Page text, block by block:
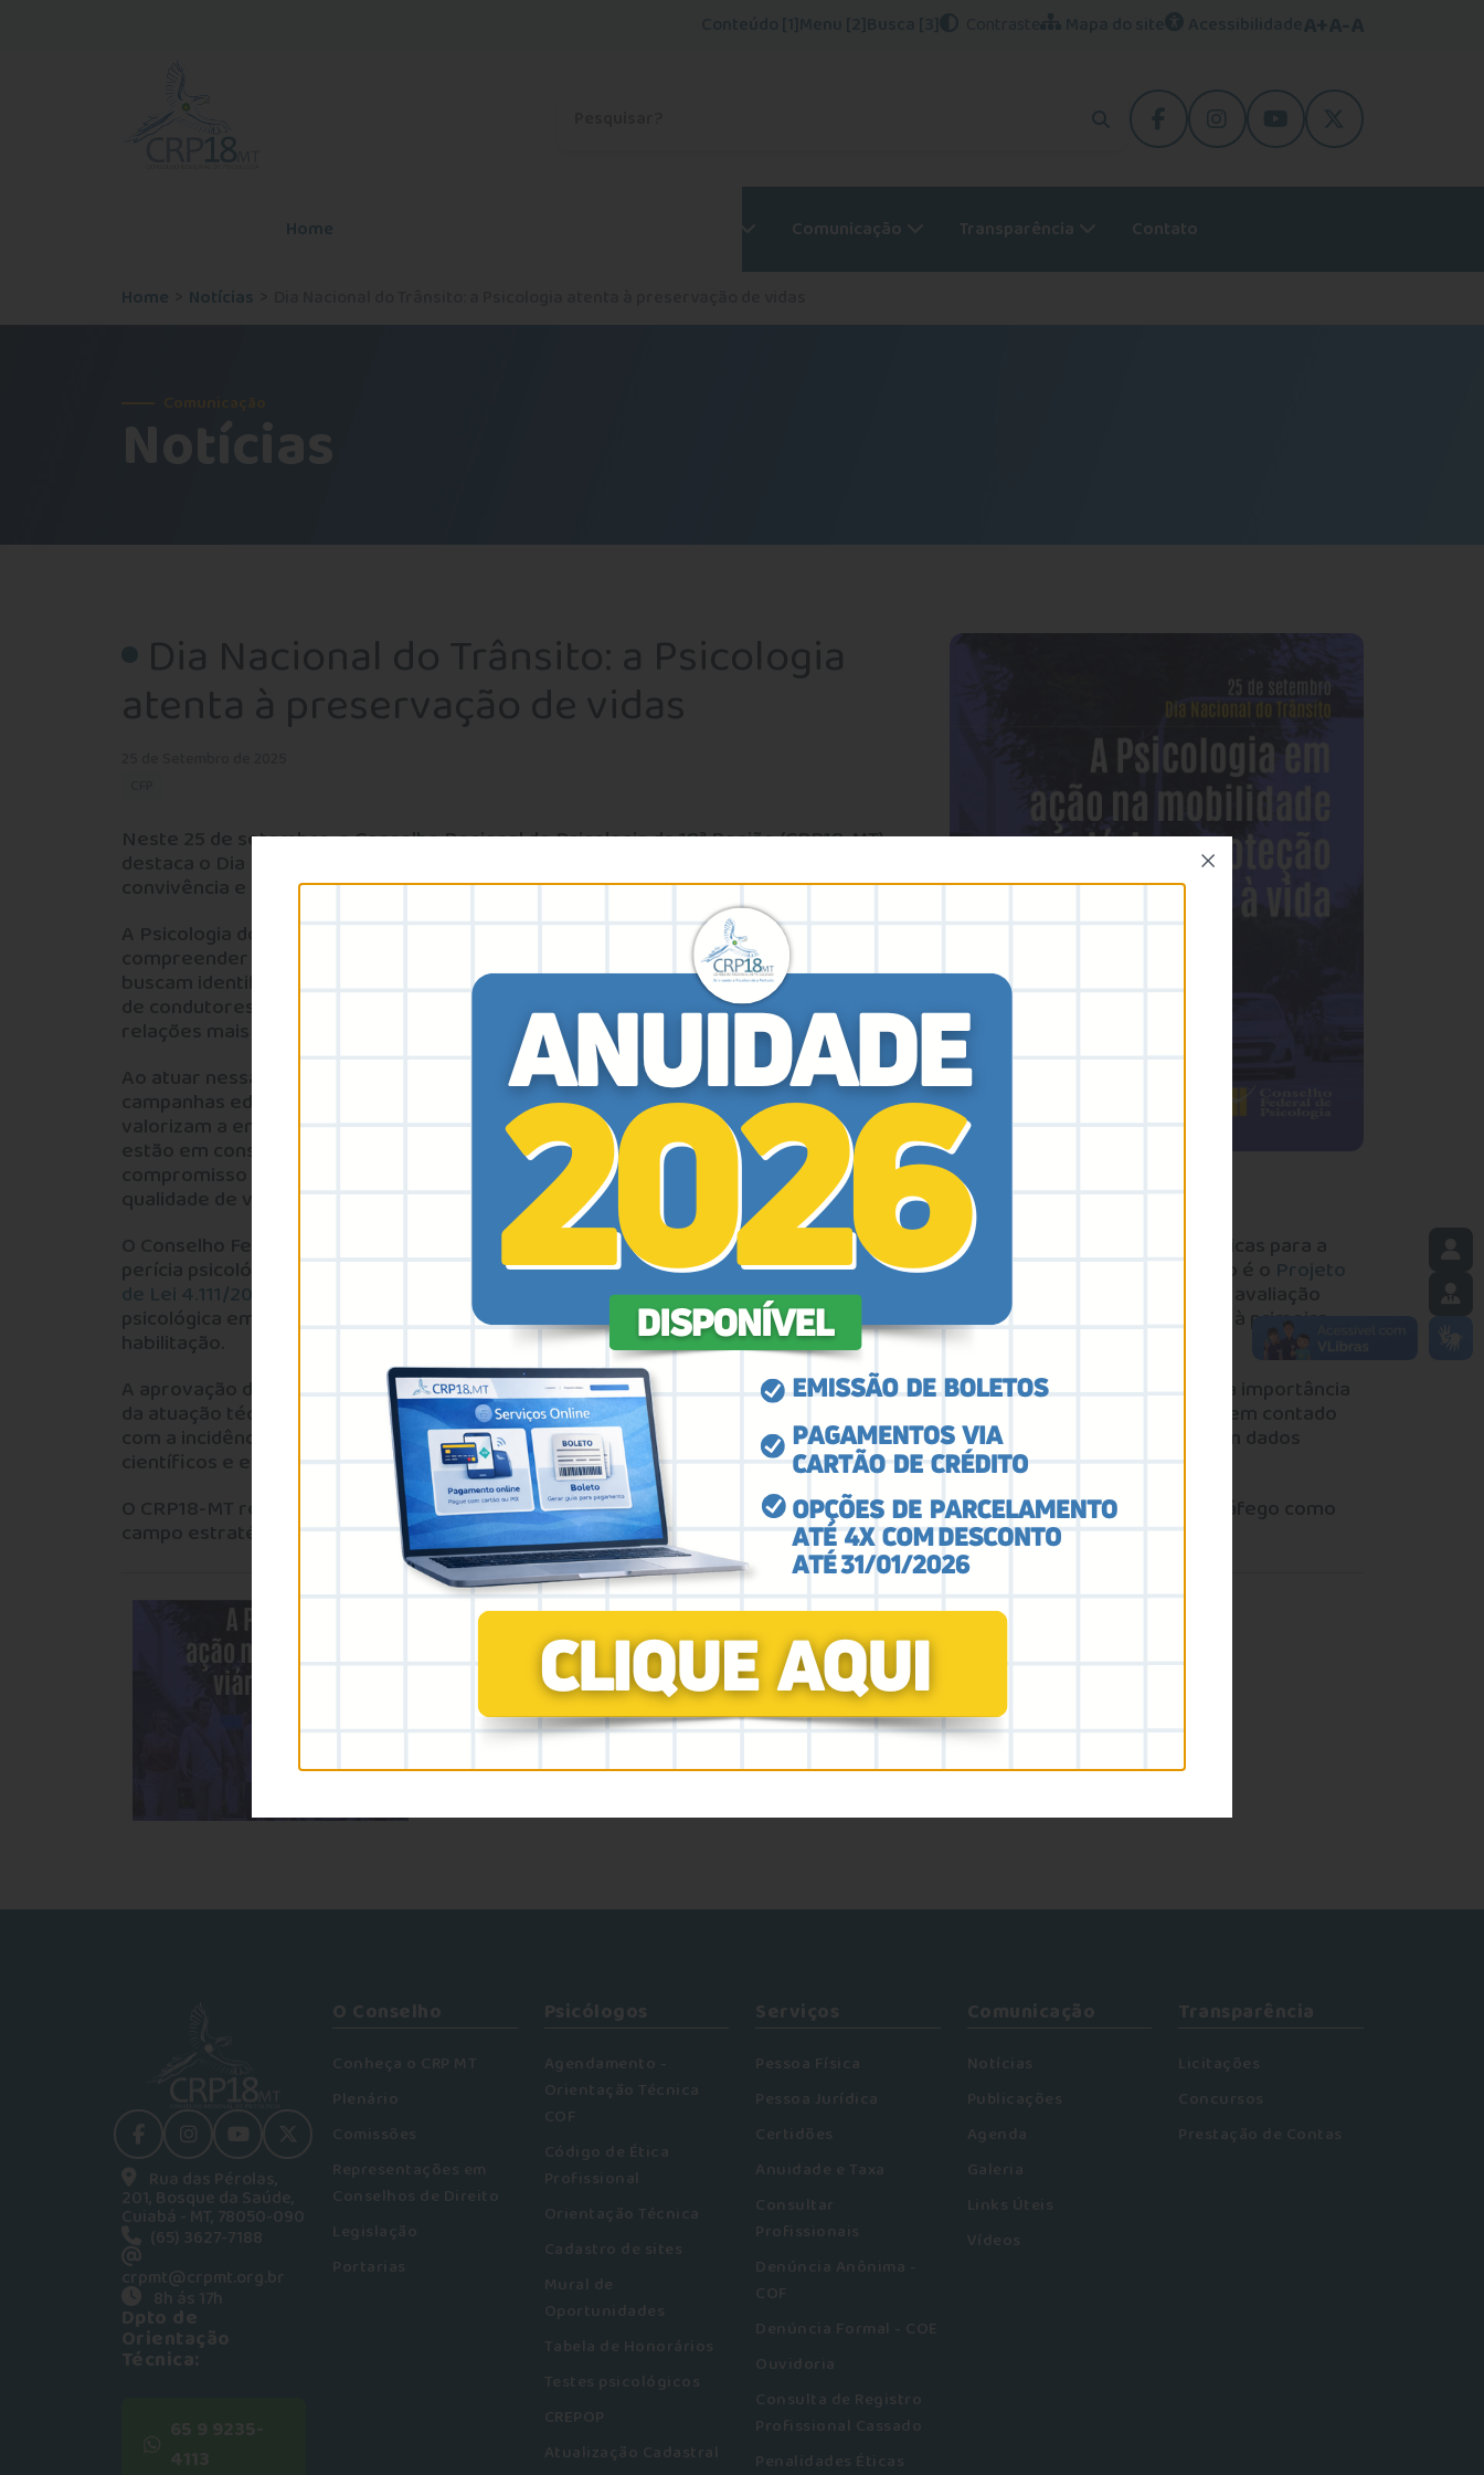
facebookinstagramyoutubeTwitter
Home Comunicação Transparência Contato
Home Notícias
Notícias
Dia Nacional do Trânsito: a Psicologia
atenta à preservação de vidas
Neste 25 de setembro, o Conselho Regional de Psicologia da 18ª Região (CRP18-MT)
destaca o Dia Nacional do Trânsito como um marco de reflexão sobre segurança,
convivência e responsabilidade coletiva no tráfego.
A Psicologia do Tráfego, uma das treze especialidades da ciência psicológica, dedica-se a
compreender o comportamento humano no contexto da mobilidade. Suas análises
buscam identificar fatores emocionais, cognitivos e sociais que influenciam as atitudes
de condutores, pedestres e demais usuários das vias, visando reduzir riscos e promover
relações mais seguras e respeitosas.
Ao atuar nessa área, a Psicologia contribui para a preservação de vidas por meio de
campanhas educativas, estudos sobre comportamentos de risco e orientações que
valorizam a empatia, a saúde e a qualidade da convivência no trânsito. Tais práticas
estão em consonância com os princípios éticos da profissão, que orientam o
compromisso da(o) psicóloga(o) com a dignidade, a integridade e a promoção da
qualidade de vida das pessoas.
O Conselho Federal de Psicologia (CFP) desempenha papel essencial nesse campo, estabelecendo diretrizes técnicas e éticas para a
perícia psicológica no trânsito, além de atuar junto ao poder público na formulação de políticas de mobilidade. Um exemplo é o Projeto
de Lei 4.111/2023 , atualmente em fase final de tramitação no Congresso Nacional. A proposta prevê a obrigatoriedade da avaliação
psicológica em todas as renovações da Carteira Nacional de Habilitação (CNH), ampliando o cuidado que hoje se restringe à primeira
habilitação.
A aprovação desse projeto representa avanço significativo tanto para a Psicologia quanto para a sociedade, reforçando a importância
da atuação técnica e ética de psicólogas(os) na construção de um trânsito mais humano e seguro. O processo legislativo tem contado
com a incidência do CFP e da Associação Brasileira de Psicologia de Tráfego (ABRAPSIT), que têm subsidiado o debate com dados
científicos e evidências da prática profissional.
O CRP18-MT reafirma seu compromisso ético e social com a preservação da vida e com a valorização da Psicologia do Tráfego como
campo estratégico de atuação profissional.
facebookinstagramyoutubeTwitter
Rua das Pérolas,
201, Bosque da Saúde,
Cuiabá - MT, 78050-090
(65) 3627-7188
crpmt@crpmt.org.br
8h ás 17h
Dpto de
Orientação
Técnica:
O Conselho
Conheça o CRP MT
Plenário
Comissões
Representações em
Conselhos de Direito
Legislação
Portarias
Psicólogos
Agendamento -
Orientação Técnica
COF
Código de Ética
Profissional
Orientação Técnica
Cadastro de sites
Mural de
Oportunidades
Tabela de Honorários
Testes psicológicos
CREPOP
Atualização Cadastral
Serviços
Pessoa Física
Pessoa Jurídica
Certidões
Anuidade e Taxa
Consultar
Profissionais
Denúncia Anônima -
COF
Denúncia Formal - COE
Ouvidoria
Consulta de Registro
Profissional Cassado
Penalidades Éticas
Comunicação
Notícias
Publicações
Agenda
Galeria
Links Úteis
Vídeos
Transparência
Licitações
Concursos
Prestação de Contas